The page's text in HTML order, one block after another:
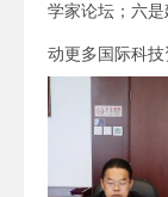
学家论坛；六
动更多国际科技